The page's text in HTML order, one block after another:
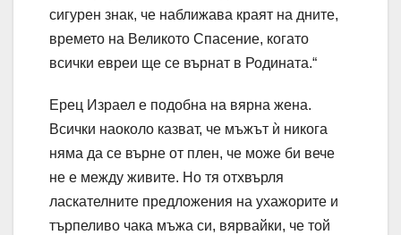
сигурен знак, че наближава краят на дните,
времето на Великото Спасение, когато
всички евреи ще се върнат в Родината.“
Ерец Израел е подобна на вярна жена.
Всички наоколо казват, че мъжът ѝ никога
няма да се върне от плен, че може би вече
не е между живите. Но тя отхвърля
ласкателните предложения на ухажорите и
търпеливо чака мъжа си, вярвайки, че той